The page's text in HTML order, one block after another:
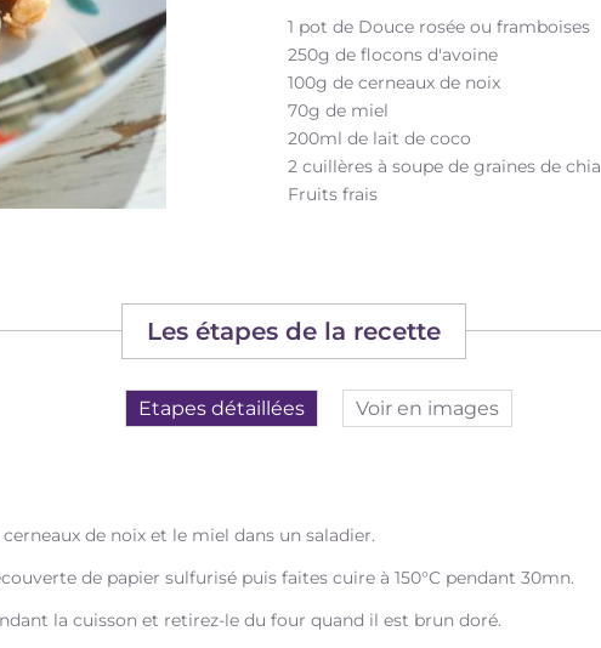
1 pot de Douce rosée ou framboises
250g de flocons d'avoine
100g de cerneaux de noix
70g de miel
200ml de lait de coco
2 cuillères à soupe de graines de chia
Fruits frais
Les étapes de la recette
Etapes détaillées Voir en images
de noix et le miel dans un saladier.
de papier sulfurisé puis faites cuire à 150°C pendant 30mn.
la cuisson et retirez-le du four quand il est brun doré.